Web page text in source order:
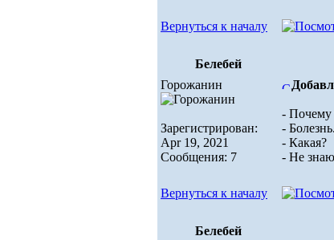
Вернуться к началу
Белебей
Горожанин
Зарегистрирован:
Apr 19, 2021
Сообщения: 7
- Почему
- Болезнь.
- Какая?
- Не
Вернуться к началу
Белебей